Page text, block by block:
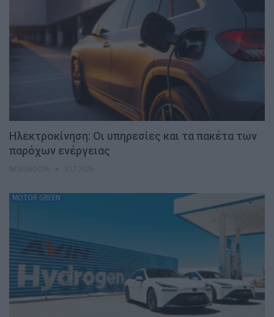
Ηλεκτροκίνηση: Οι υπηρεσίες και τα πακέτα των
παρόχων ενέργειας
MOTOR GREEN